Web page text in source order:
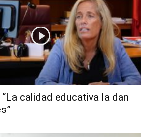
calidad educativa la dan